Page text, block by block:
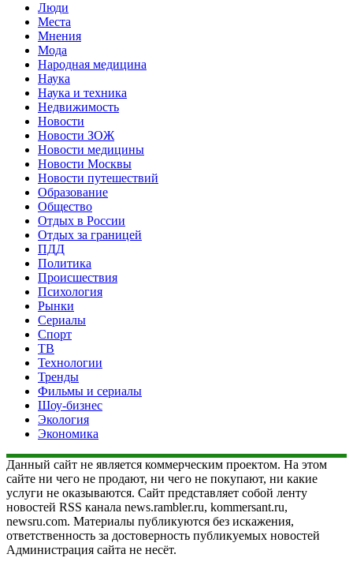
Люди
Места
Мнения
Мода
Народная медицина
Наука
Наука и техника
Недвижимость
Новости
Новости ЗОЖ
Новости медицины
Новости Москвы
Новости путешествий
Образование
Общество
Отдых в России
Отдых за границей
ПДД
Политика
Происшествия
Психология
Рынки
Сериалы
Спорт
ТВ
Технологии
Тренды
Фильмы и сериалы
Шоу-бизнес
Экология
Экономика
Данный сайт не является коммерческим проектом. На этом
сайте ни чего не продают, ни чего не покупают, ни какие
услуги не оказываются. Сайт представляет собой ленту
новостей RSS канала news.rambler.ru, kommersant.ru,
newsru.com. Материалы публикуются без искажения,
ответственность за достоверность публикуемых новостей
Администрация сайта не несёт.